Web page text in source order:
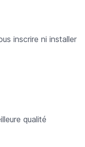
inscrire ni installer
qualité